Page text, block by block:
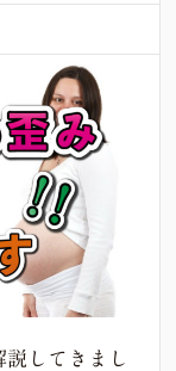
してきまし